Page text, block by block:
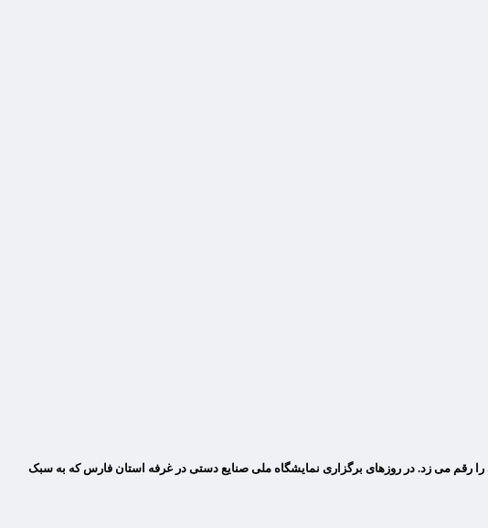
رقم می زد. در روزهای برگزاری نمایشگاه ملی صنایع دستی در غرفه استان فارس که به سبک